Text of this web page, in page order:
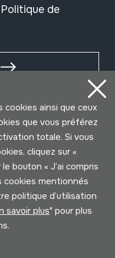
Politique de
ainsi que ceux
que vous préférez
totale. Si vous
cliquez sur «
bouton « J’ai compris
cookies mentionnés
politique d’utilisation
savoir plus" pour plus